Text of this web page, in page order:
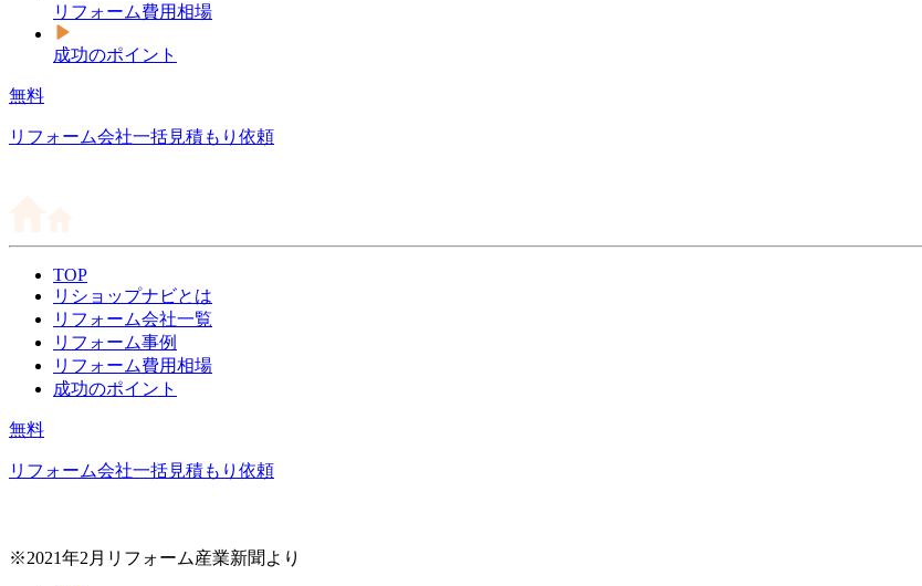
リフォーム費用相場
成功のポイント
無料
リフォーム会社一括見積もり依頼
TOP
リショップナビとは
リフォーム会社一覧
リフォーム事例
リフォーム費用相場
成功のポイント
無料
リフォーム会社一括見積もり依頼
※2021年2月リフォーム産業新聞より